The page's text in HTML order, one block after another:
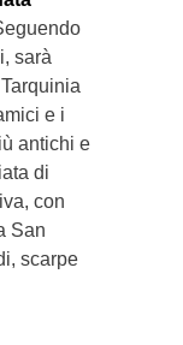
sarà
e i
antichi e
di
con
San
scarpe